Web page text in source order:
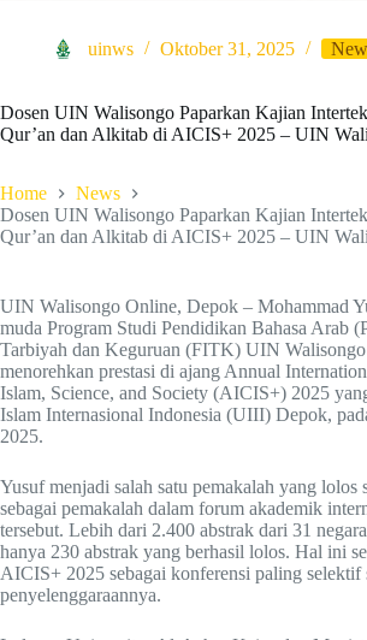
uinws Oktober 31, 2025
Dosen UIN Walisongo Paparkan Kajian
Qur’an dan Alkitab di AICIS+ 2025 – UIN
Home
News
Dosen UIN Walisongo Paparkan Kajian
Qur’an dan Alkitab di AICIS+ 2025 – UIN
UIN Walisongo Online, Depok – Mohammad
muda Program Studi Pendidikan Bahasa Arab
Tarbiyah dan Keguruan (FITK) UIN Walisongo
menorehkan prestasi di ajang Annual
Islam, Science, and Society (AICIS+) 2025
Islam Internasional Indonesia (UIII) Depok,
2025.
Yusuf menjadi salah satu pemakalah yang lolos
sebagai pemakalah dalam forum akademik
tersebut. Lebih dari 2.400 abstrak dari 31
hanya 230 abstrak yang berhasil lolos. Hal ini
AICIS+ 2025 sebagai konferensi paling selektif
penyelenggaraannya.